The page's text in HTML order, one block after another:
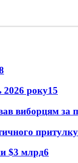
2026 року15
виборцям за
притулку
$3 млрд6